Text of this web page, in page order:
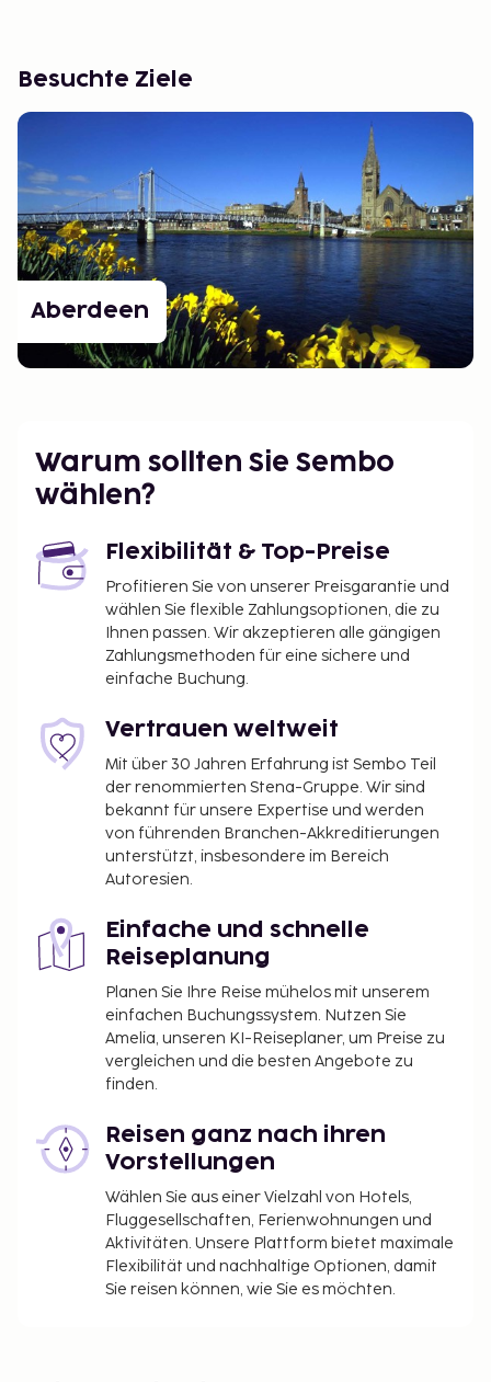
Besuchte Ziele
Aberdeen
Warum sollten Sie Sembo
wählen?
Flexibilität & Top-Preise
Profitieren Sie von unserer Preisgarantie und
wählen Sie flexible Zahlungsoptionen, die zu
Ihnen passen. Wir akzeptieren alle gängigen
Zahlungsmethoden für eine sichere und
einfache Buchung.
Vertrauen weltweit
Mit über 30 Jahren Erfahrung ist Sembo Teil
der renommierten Stena-Gruppe. Wir sind
bekannt für unsere Expertise und werden
von führenden Branchen-Akkreditierungen
unterstützt, insbesondere im Bereich
Autoresien.
Einfache und schnelle
Reiseplanung
Planen Sie Ihre Reise mühelos mit unserem
einfachen Buchungssystem. Nutzen Sie
Amelia, unseren KI-Reiseplaner, um Preise zu
vergleichen und die besten Angebote zu
finden.
Reisen ganz nach ihren
Vorstellungen
Wählen Sie aus einer Vielzahl von Hotels,
Fluggesellschaften, Ferienwohnungen und
Aktivitäten. Unsere Plattform bietet maximale
Flexibilität und nachhaltige Optionen, damit
Sie reisen können, wie Sie es möchten.